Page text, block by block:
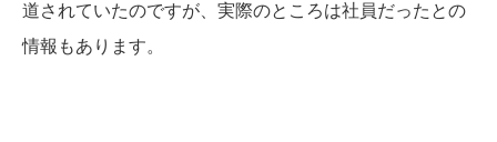
道されていたのですが、実際のところは社員だったとの
情報もあります。